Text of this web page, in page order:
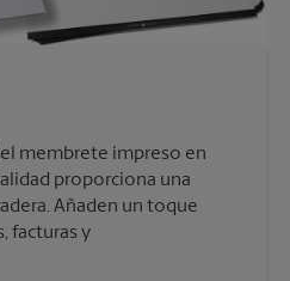
membrete impreso en
proporciona una
Añaden un toque
facturas y